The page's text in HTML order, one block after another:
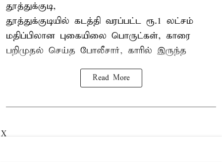
தூத்துக்குடி,
தூத்துக்குடியில் கடத்தி வரப்பட்ட ரூ.1 லட்சம்
மதிப்பிலான புகையிலை பொருட்கள், காரை
பறிமுதல் செய்த போலீசார், காரில் இருந்த
Read More
X